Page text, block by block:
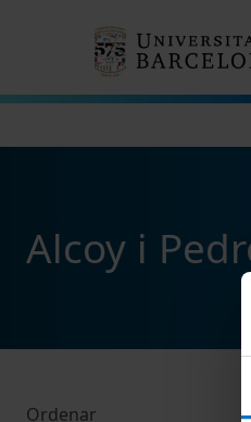
Alcoy i
Ordenar